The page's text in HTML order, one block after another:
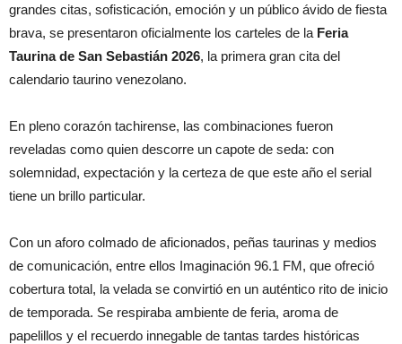
grandes citas, sofisticación, emoción y un público ávido de fiesta
brava, se presentaron oficialmente los carteles de la Feria
Taurina de San Sebastián 2026, la primera gran cita del
calendario taurino venezolano.
En pleno corazón tachirense, las combinaciones fueron
reveladas como quien descorre un capote de seda: con
solemnidad, expectación y la certeza de que este año el serial
tiene un brillo particular.
Con un aforo colmado de aficionados, peñas taurinas y medios
de comunicación, entre ellos Imaginación 96.1 FM, que ofreció
cobertura total, la velada se convirtió en un auténtico rito de inicio
de temporada. Se respiraba ambiente de feria, aroma de
papelillos y el recuerdo innegable de tantas tardes históricas